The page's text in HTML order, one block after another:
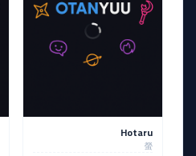
Hotaru
螢